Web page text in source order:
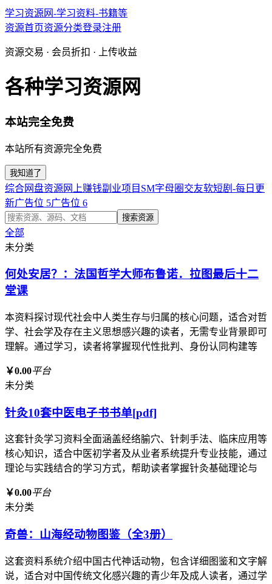
学习资源网-学习资料-书籍等
资源首页资源分类登录注册
资源交易 · 会员折扣 · 上传收益
各种学习资源网
本站完全免费
本站所有资源完全免费
我知道了
综合网盘资源 网上赚钱副业项目 SM字母圈交友软短剧-每日更
新广告位 5广告位 6
搜索资源
全部
未分类
何处安居？：法国哲学大师布鲁诺．拉图最后十二
堂课
本资料探讨现代社会中人类生存与归属的核心问题，适合对哲
学、社会学及存在主义思想感兴趣的读者，无需专业背景即可
理解。通过学习，读者将掌握现代性批判、身份认同构建等
￥0.00平台
未分类
针灸10套中医电子书书单[pdf]
这套针灸学习资料全面涵盖经络腧穴、针刺手法、临床应用等
核心知识，适合中医初学者及从业者系统提升专业技能，通过
理论与实践结合的学习方式，帮助读者掌握针灸基础理论与
￥0.00平台
未分类
奇兽：山海经动物图鉴（全3册）
这套资料系统介绍中国古代神话动物，包含详细图鉴和文字解
说，适合对中国传统文化感兴趣的青少年及成人读者，通过学